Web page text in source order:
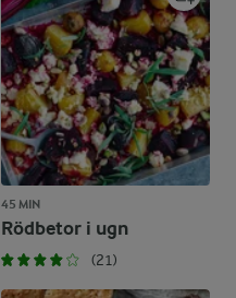
45 MIN
Rödbetor i ugn
(21)